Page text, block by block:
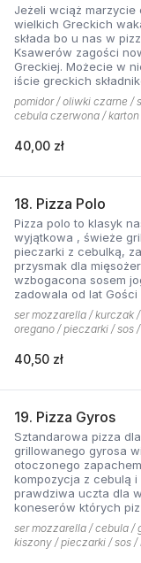
Jeżeli wciąż
wielkich Greckich
składa bo u nas w pizzerii Hyyper Pabianice i
Ksawerów zagości
Greckiej. Możecie w
iście greckich
myśl piaszczyste
typu feta, którego
współgra z
wyjątkowo greckiego
nie boją się
pomidor / oliwki czarne /
cebula czerwona / karton
40,00 zł
18. Pizza Polo
Pizza polo to klasyk
wyjątkowa , świeże
pieczarki z cebulką,
przysmak dla
wzbogacona sosem
zadowala od lat Gości
ser mozzarella / kurczak
oregano / pieczarki / sos
40,50 zł
19. Pizza Gyros
Sztandarowa pizza dla miłośników
grillowanego gyrosa
otoczonego
kompozycja z cebulą i ogórkiem kiszonym to
prawdziwa uczta dla
koneserów których
najbardziej. . Chodzą
jest najlepszy w
ser mozzarella / cebula /
kiszony / pieczarki / sos /